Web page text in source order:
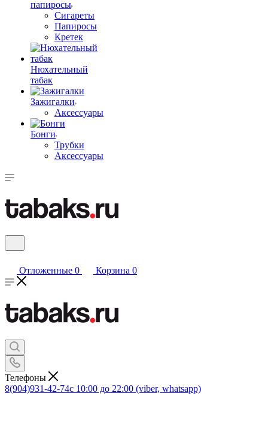
папиросы
Сигареты
Папиросы
Кретек
Нюхательный
табак
Зажигалки
Аксессуары
Бонги
Трубки
Аксессуары
Отложенные 0 Корзина 0
Телефоны
8(904)931-42-74с 10:00 до 22:00 (viber, whatsapp)